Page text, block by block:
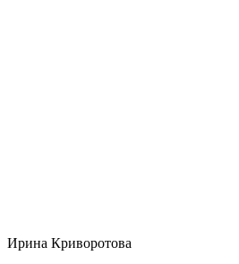
Ирина Криворотова